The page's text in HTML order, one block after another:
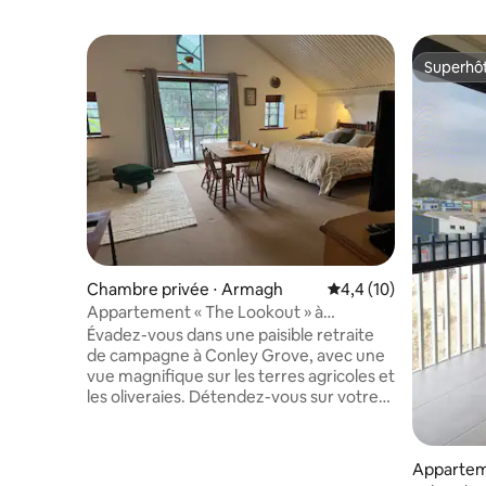
Chambre privée ⋅ Armagh Évaluation moyenne
4,4 (10)
Appartement « The Lookout » à
Conley Grove
Évadez-vous dans une paisible retraite
de campagne à Conley Grove, avec une
vue magnifique sur les terres agricoles et
les oliveraies. Détendez-vous sur votre